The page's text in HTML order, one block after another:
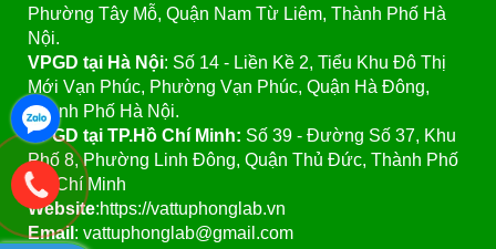
Phường Tây Mỗ, Quận Nam Từ Liêm, Thành Phố Hà
Nội.
VPGD tại Hà Nội: Số 14 - Liền Kề 2, Tiểu Khu Đô Thị
Mới Vạn Phúc, Phường Vạn Phúc, Quận Hà Đông,
Thành Phố Hà Nội.
VPGD tại TP.Hồ Chí Minh: Số 39 - Đường Số 37, Khu
Phố 8, Phường Linh Đông, Quận Thủ Đức, Thành Phố
Hồ Chí Minh
Website:https://vattuphonglab.vn
Email : vattuphonglab@gmail.com